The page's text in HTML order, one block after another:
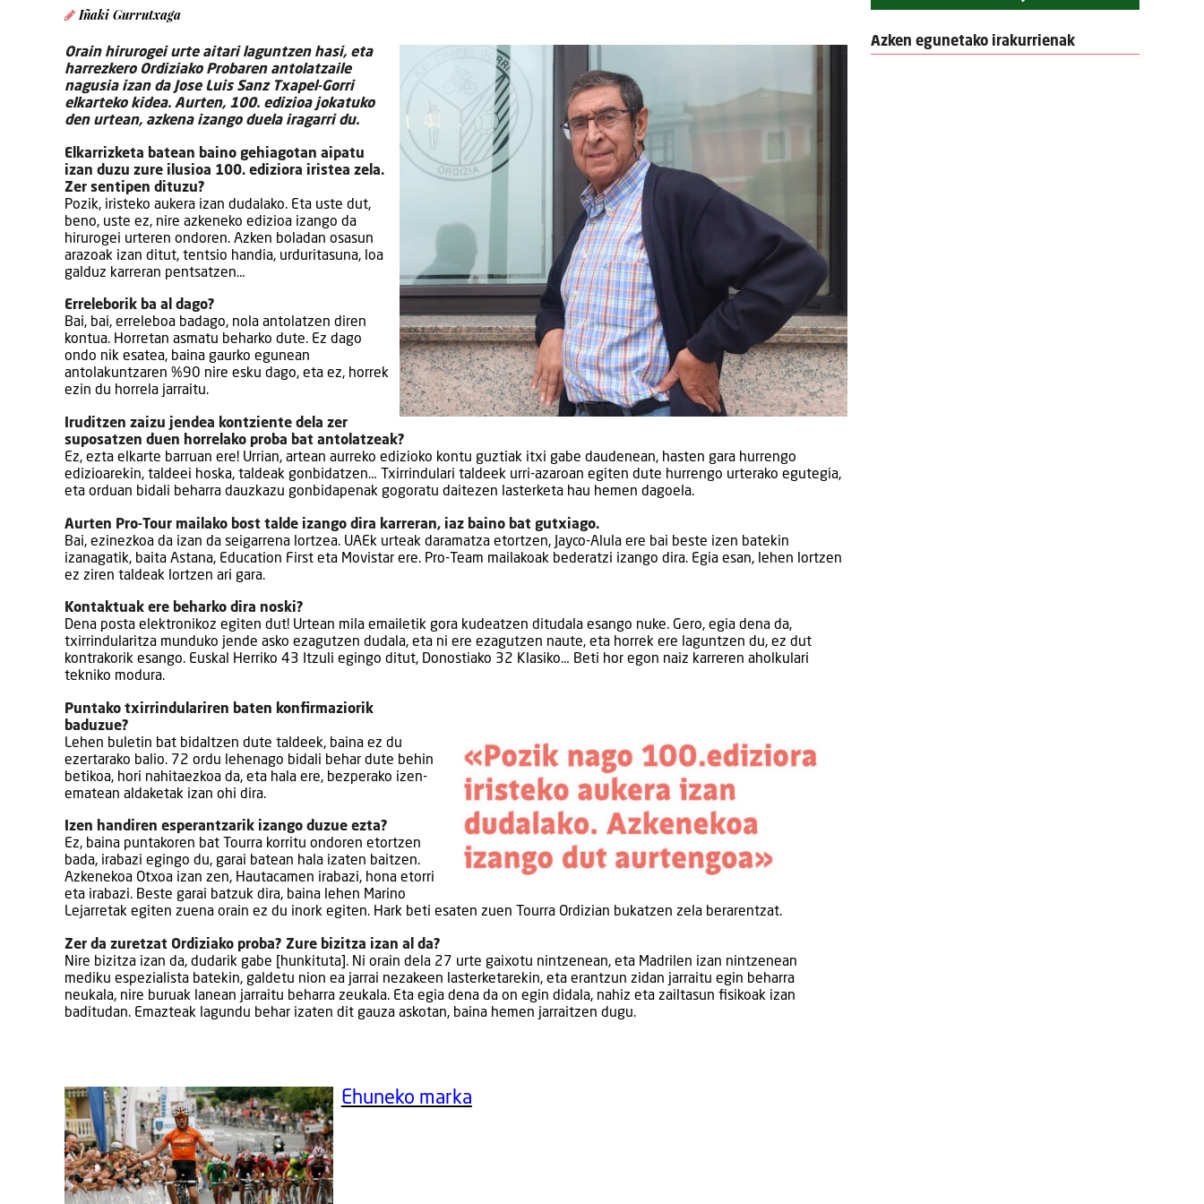
Iñaki Gurrutxaga
Orain hirurogei urte aitari laguntzen hasi, eta
harrezkero Ordiziako Probaren antolatzaile
nagusia izan da Jose Luis Sanz Txapel-Gorri
elkarteko kidea. Aurten, 100. edizioa jokatuko
den urtean, azkena izango duela iragarri du.
Elkarrizketa batean baino gehiagotan aipatu
izan duzu zure ilusioa 100. ediziora iristea zela.
Zer sentipen dituzu?
Pozik, iristeko aukera izan dudalako. Eta uste dut,
beno, uste ez, nire azkeneko edizioa izango da
hirurogei urteren ondoren. Azken boladan osasun
arazoak izan ditut, tentsio handia, urduritasuna, loa
galduz karreran pentsatzen…
Erreleborik ba al dago?
Bai, bai, erreleboa badago, nola antolatzen diren
kontua. Horretan asmatu beharko dute. Ez dago
ondo nik esatea, baina gaurko egunean
antolakuntzaren %90 nire esku dago, eta ez, horrek
ezin du horrela jarraitu.
Iruditzen zaizu jendea kontziente dela zer
suposatzen duen horrelako proba bat antolatzeak?
Ez, ezta elkarte barruan ere! Urrian, artean aurreko edizioko kontu guztiak itxi gabe daudenean, hasten gara hurrengo
edizioarekin, taldeei hoska, taldeak gonbidatzen… Txirrindulari taldeek urri-azaroan egiten dute hurrengo urterako egutegia,
eta orduan bidali beharra dauzkazu gonbidapenak gogoratu daitezen lasterketa hau hemen dagoela.
Aurten Pro-Tour mailako bost talde izango dira karreran, iaz baino bat gutxiago.
Bai, ezinezkoa da izan da seigarrena lortzea. UAEk urteak daramatza etortzen, Jayco-Alula ere bai beste izen batekin
izanagatik, baita Astana, Education First eta Movistar ere. Pro-Team mailakoak bederatzi izango dira. Egia esan, lehen lortzen
ez ziren taldeak lortzen ari gara.
Kontaktuak ere beharko dira noski?
Dena posta elektronikoz egiten dut! Urtean mila emailetik gora kudeatzen ditudala esango nuke. Gero, egia dena da,
txirrindularitza munduko jende asko ezagutzen dudala, eta ni ere ezagutzen naute, eta horrek ere laguntzen du, ez dut
kontrakorik esango. Euskal Herriko 43 Itzuli egingo ditut, Donostiako 32 Klasiko… Beti hor egon naiz karreren aholkulari
tekniko modura.
Puntako txirrindulariren baten konfirmaziorik
baduzue?
Lehen buletin bat bidaltzen dute taldeek, baina ez du
ezertarako balio. 72 ordu lehenago bidali behar dute behin
betikoa, hori nahitaezkoa da, eta hala ere, bezperako izen-
ematean aldaketak izan ohi dira.
Izen handiren esperantzarik izango duzue ezta?
Ez, baina puntakoren bat Tourra korritu ondoren etortzen
bada, irabazi egingo du, garai batean hala izaten baitzen.
Azkenekoa Otxoa izan zen, Hautacamen irabazi, hona etorri
eta irabazi. Beste garai batzuk dira, baina lehen Marino
Lejarretak egiten zuena orain ez du inork egiten. Hark beti esaten zuen Tourra Ordizian bukatzen zela berarentzat.
Zer da zuretzat Ordiziako proba? Zure bizitza izan al da?
Nire bizitza izan da, dudarik gabe [hunkituta]. Ni orain dela 27 urte gaixotu nintzenean, eta Madrilen izan nintzenean
mediku espezialista batekin, galdetu nion ea jarrai nezakeen lasterketarekin, eta erantzun zidan jarraitu egin beharra
neukala, nire buruak lanean jarraitu beharra zeukala. Eta egia dena da on egin didala, nahiz eta zailtasun fisikoak izan
baditudan. Emazteak lagundu behar izaten dit gauza askotan, baina hemen jarraitzen dugu.
Ehuneko marka
Azken egunetako irakurrienak